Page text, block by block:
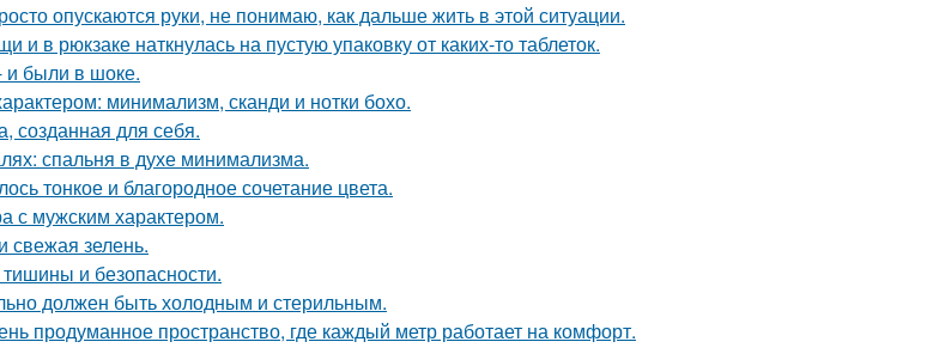
опускаются руки, не понимаю, как дальше жить в этой ситуации.
и в рюкзаке наткнулась на пустую упаковку от каких-то таблеток.
и были в шоке.
минимализм, сканди и нотки бохо.
созданная для себя.
спальня в духе минимализма.
тонкое и благородное сочетание цвета.
с мужским характером.
свежая зелень.
и безопасности.
должен быть холодным и стерильным.
продуманное пространство, где каждый метр работает на комфорт.